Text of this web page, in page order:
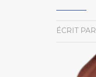
ÉCRIT PAR